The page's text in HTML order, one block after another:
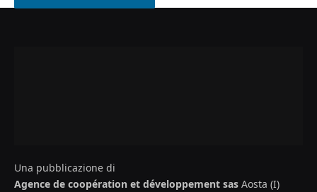
Una pubblicazione di
Agence de coopération et développement sas Aosta (I)